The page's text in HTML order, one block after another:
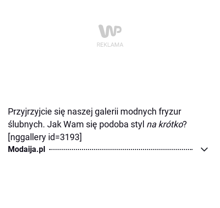
Przyjrzyjcie się naszej galerii modnych fryzur
ślubnych. Jak Wam się podoba styl na krótko?
[nggallery id=3193]
Modaija.pl